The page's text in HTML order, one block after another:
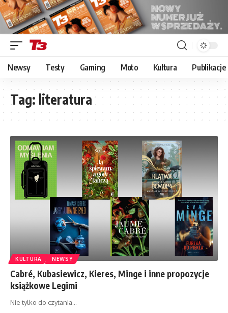
Newsy Testy Gaming Moto Kultura Publikacje
Tag: literatura
KULTURA NEWSY
Cabré, Kubasiewicz, Kieres, Minge i inne propozycje
książkowe Legimi
Nie tylko do czytania...